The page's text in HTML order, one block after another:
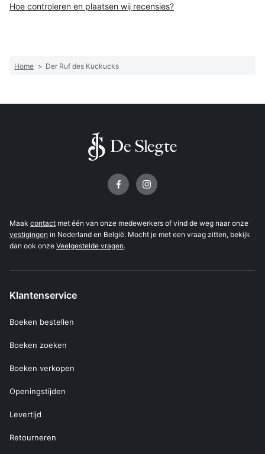
Hoe controleren en plaatsen wij recensies?
Home > Der Ruf des Kuckucks
Maak contact met één van onze medewerkers of vind de weg naar onze
vestigingen in Nederland en België. Mocht je met een vraag zitten, bekijk
dan ook onze Veelgestelde vragen.
Klantenservice
Boeken bestellen
Boeken zoeken
Boeken verkopen
Openingstijden
Levertijd
Retourneren